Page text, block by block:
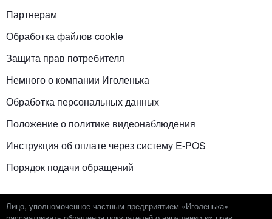
Партнерам
Обработка файлов cookie
Защита прав потребителя
Немного о компании Иголенька
Обработка персональных данных
Положение о политике видеонаблюдения
Инструкция об оплате через систему E-POS
Порядок подачи обращений
Лицо, уполномоченное частным предприятием «Иголенька»